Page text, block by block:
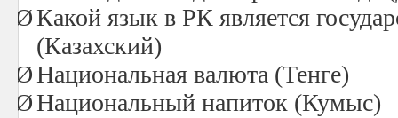
ØКакой язык в РК является
(Казахский)
ØНациональная валюта (Тенге)
ØНациональный напиток (Кумыс)